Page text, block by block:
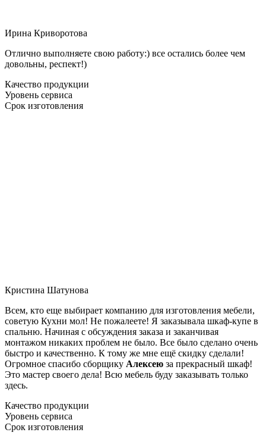
Ирина Криворотова
Отлично выполняете свою работу:) все остались более чем
довольны, респект!)
Качество продукции
Уровень сервиса
Срок изготовления
Кристина Шатунова
Всем, кто еще выбирает компанию для изготовления мебели,
советую Кухни мол! Не пожалеете! Я заказывала шкаф-купе в
спальню. Начиная с обсуждения заказа и заканчивая
монтажом никаких проблем не было. Все было сделано очень
быстро и качественно. К тому же мне ещё скидку сделали!
Огромное спасибо сборщику Алексею за прекрасный шкаф!
Это мастер своего дела! Всю мебель буду заказывать только
здесь.
Качество продукции
Уровень сервиса
Срок изготовления